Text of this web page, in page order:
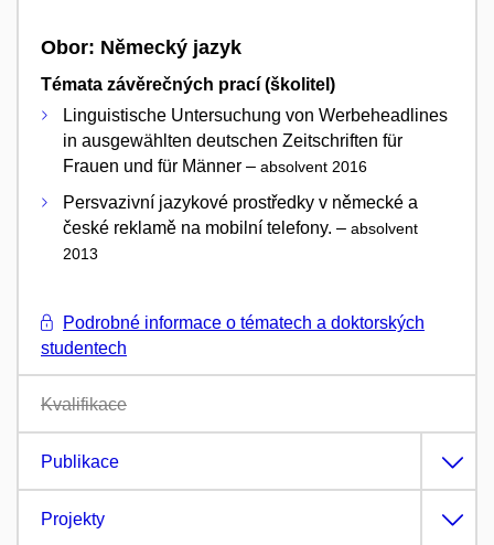
Obor: Německý jazyk
Témata závěrečných prací (školitel)
Linguistische Untersuchung von Werbeheadlines
in ausgewählten deutschen Zeitschriften für
Frauen und für Männer – absolvent 2016
Persvazivní jazykové prostředky v německé a
české reklamě na mobilní telefony. – absolvent
2013
Podrobné informace o tématech a doktorských
studentech
Kvalifikace
Publikace
Projekty